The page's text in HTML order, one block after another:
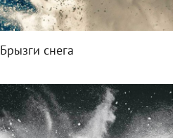
Брызги снега